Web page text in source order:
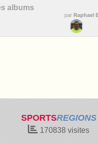
albums
par Raphael
SPORTSREGIONS
170838 visites